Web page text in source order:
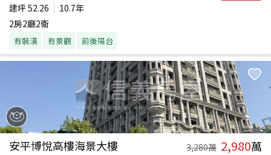
建坪 52.26
10.7年
2房2廳2衛
有裝潢 有景觀 前後陽台
安平博悅高樓海景大樓 3,280萬 2,980萬